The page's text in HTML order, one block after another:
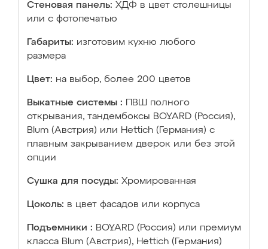
Стеновая панель: ХДФ в цвет столешницы
или с фотопечатью
Габариты: изготовим кухню любого
размера
Цвет: на выбор, более 200 цветов
Выкатные системы :
ПВШ полного
открывания, тандембоксы BOYARD (Россия),
Blum (Австрия) или Hettich (Германия) с
плавным закрыванием дверок или без этой
опции
Сушка для посуды: Хромированная
Цоколь: в цвет фасадов или корпуса
Подъемники : BOYARD (Россия) или премиум
класса Blum (Австрия), Hettich (Германия)